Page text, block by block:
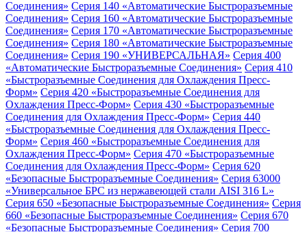
Соединения» Серия 140 «Автоматические Быстроразъемные
Соединения» Серия 160 «Автоматические Быстроразъемные
Соединения» Серия 170 «Автоматические Быстроразъемные
Соединения» Серия 180 «Автоматические Быстроразъемные
Соединения» Серия 190 «УНИВЕРСАЛЬНАЯ» Серия 400
«Автоматические Быстроразъемные Соединения» Серия 410
«Быстроразъемные Соединения для Охлаждения Пресс-
Форм» Серия 420 «Быстроразъемные Соединения для
Охлаждения Пресс-Форм» Серия 430 «Быстроразъемные
Соединения для Охлаждения Пресс-Форм» Серия 440
«Быстроразъемные Соединения для Охлаждения Пресс-
Форм» Серия 460 «Быстроразъемные Соединения для
Охлаждения Пресс-Форм» Серия 470 «Быстроразъемные
Соединения для Охлаждения Пресс-Форм» Серия 620
«Безопасные Быстроразъемные Соединения» Серия 63000
«Универсальное БРС из нержавеющей стали AISI 316 L»
Серия 650 «Безопасные Быстроразъемные Соединения» Серия
660 «Безопасные Быстроразъемные Соединения» Серия 670
«Безопасные Быстроразъемные Соединения» Серия 700